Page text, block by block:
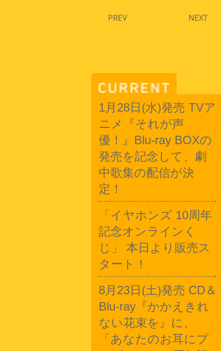
PREV NEXT
1月28日(水)発売 TVア
ニメ『それが声
優！』Blu-ray BOXの
発売を記念して、劇
中歌集の配信が決
定！
「イヤホンズ 10周年
記念オンラインく
じ」 本日より販売ス
タート！
8月23日(土)発売 CD＆
Blu-ray『かかえきれ
ない花束を』に、
「あなたのお耳にプ